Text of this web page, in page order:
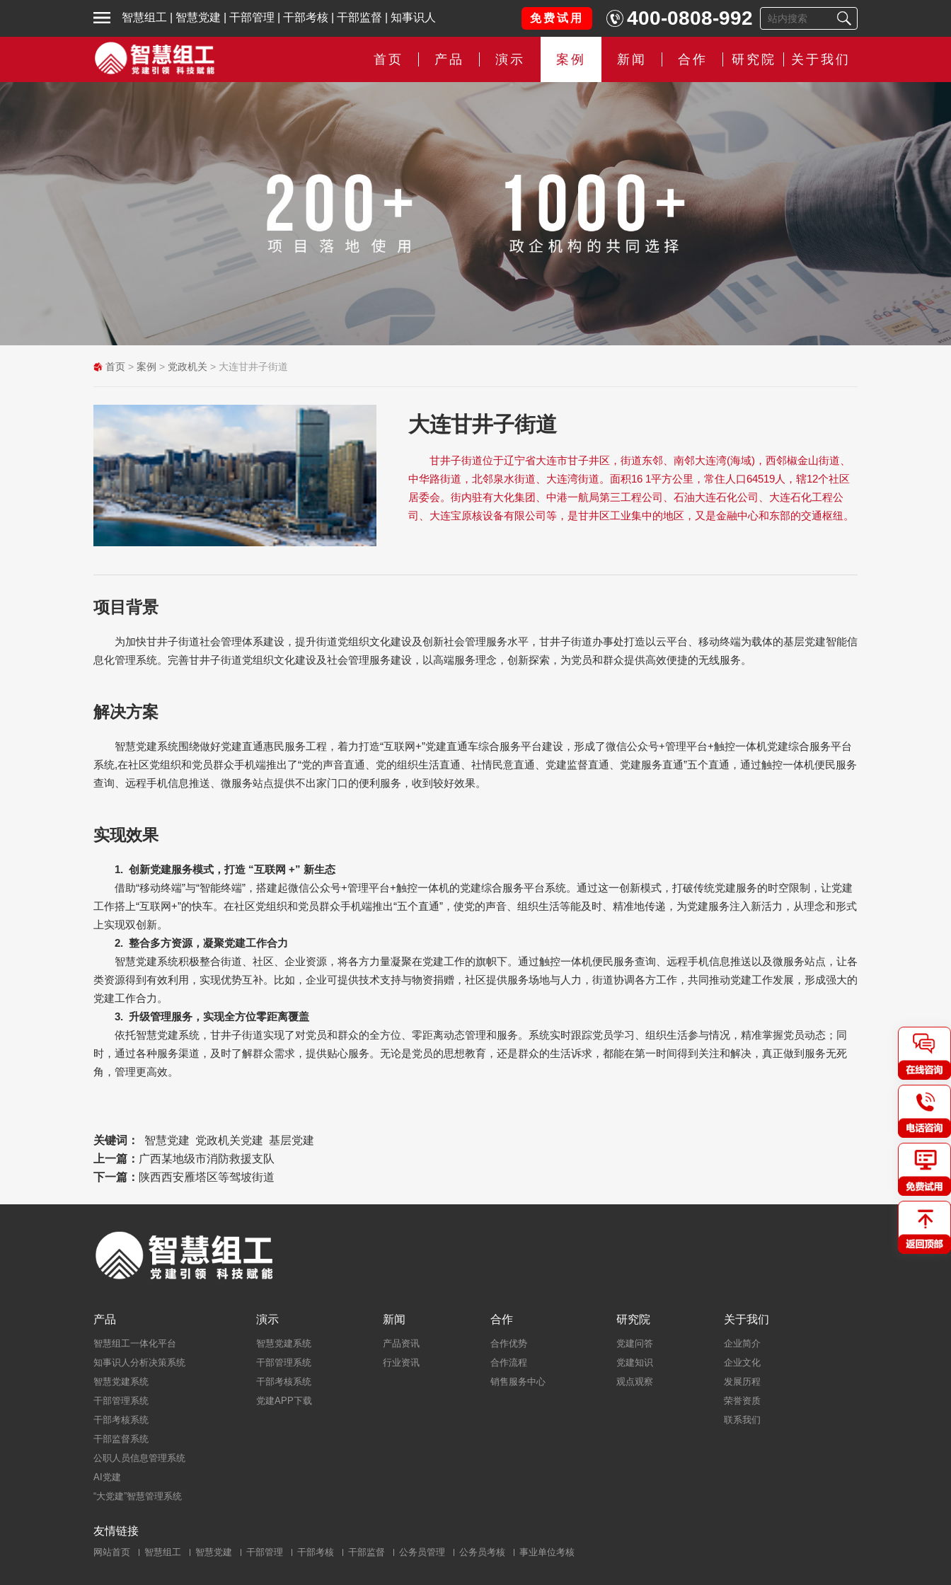
智慧组工 智慧党建 干部管理 干部考核 干部监督 知事识人 免费试用 400-0808-992
首页 产品 演示 案例 新闻 合作 研究院 关于我们
首页 > 案例 > 党政机关 > 大连甘井子街道
大连甘井子街道
甘井子街道位于辽宁省大连市甘子井区，街道东邻、南邻大连湾(海域) ，西邻椒金山街道、
中华路街道，北邻泉水街道、大连湾街道。面积16 1平方公里，常住人口64519人，辖12个社区
居委会。街内驻有大化集团、中港一航局第三工程公司、石油大连石化公司、大连石化工程公
司、大连宝原核设备有限公司等，是甘井区工业集中的地区，又是金融中心和东部的交通枢纽。
项目背景
为加快甘井子街道社会管理体系建设，提升街道党组织文化建设及创新社会管理服务水平，甘井子街道办事处打造以云平台、移动终端为载体的基层党建智能信
息化管理系统。完善甘井子街道党组织文化建设及社会管理服务建设，以高端服务理念，创新探索，为党员和群众提供高效便捷的无线服务。
解决方案
智慧党建系统围绕做好党建直通惠民服务工程，着力打造“互联网+”党建直通车综合服务平台建设，形成了微信公众号+管理平台+触控一体机党建综合服务平台
系统,在社区党组织和党员群众手机端推出了“党的声音直通、党的组织生活直通、社情民意直通、党建监督直通、党建服务直通”五个直通，通过触控一体机便民服务
查询、远程手机信息推送、微服务站点提供不出家门口的便利服务，收到较好效果。
实现效果
1. 创新党建服务模式，打造 “互联网 +” 新生态
借助“移动终端”与“智能终端” ，搭建起微信公众号+管理平台+触控一体机的党建综合服务平台系统。通过这一创新模式，打破传统党建服务的时空限制，让党建
工作搭上“互联网+”的快车。在社区党组织和党员群众手机端推出“五个直通” ，使党的声音、组织生活等能及时、精准地传递，为党建服务注入新活力，从理念和形式
上实现双创新。
2. 整合多方资源，凝聚党建工作合力
智慧党建系统积极整合街道、社区、企业资源，将各方力量凝聚在党建工作的旗帜下。通过触控一体机便民服务查询、远程手机信息推送以及微服务站点，让各
类资源得到有效利用，实现优势互补。比如，企业可提供技术支持与物资捐赠，社区提供服务场地与人力，街道协调各方工作，共同推动党建工作发展，形成强大的
党建工作合力。
3. 升级管理服务，实现全方位零距离覆盖
依托智慧党建系统，甘井子街道实现了对党员和群众的全方位、零距离动态管理和服务。系统实时跟踪党员学习、组织生活参与情况，精准掌握党员动态；同
时，通过各种服务渠道，及时了解群众需求，提供贴心服务。无论是党员的思想教育，还是群众的生活诉求，都能在第一时间得到关注和解决，真正做到服务无死
角，管理更高效。
关键词： 智慧党建 党政机关党建 基层党建
上一篇： 广西某地级市消防救援支队
下一篇： 陕西西安雁塔区等驾坡街道
产品
智慧组工一体化平台
知事识人分析决策系统
智慧党建系统
干部管理系统
干部考核系统
干部监督系统
公职人员信息管理系统
AI党建
“大党建”智慧管理系统
演示
智慧党建系统
干部管理系统
干部考核系统
党建APP下载
新闻
产品资讯
行业资讯
合作
合作优势
合作流程
销售服务中心
研究院
党建问答
党建知识
观点观察
关于我们
企业简介
企业文化
发展历程
荣誉资质
联系我们
友情链接
网站首页 智慧组工 智慧党建 干部管理 干部考核 干部监督 公务员管理 公务员考核 事业单位考核